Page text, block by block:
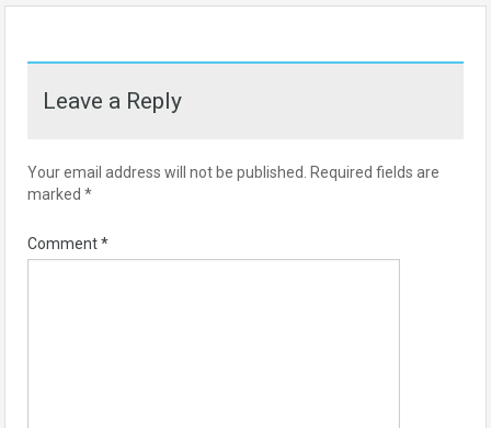
Leave a Reply
Your email address will not be published. Required fields are
marked *
Comment*